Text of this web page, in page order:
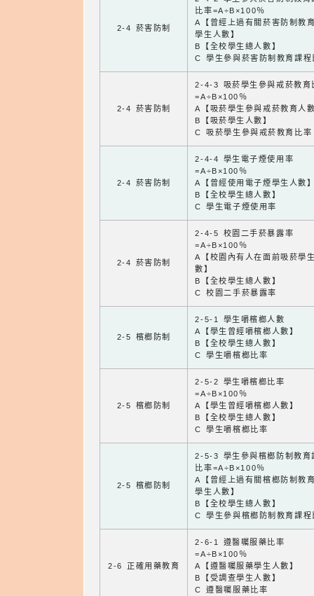
2-4 菸害防制
比率=A÷B×100％
A【曾經上過有關菸害防制教
學生人數】
B【全校學生總人數】
C 學生參與菸害防制教育課程
2-4 菸害防制
2-4-3 吸菸學生參與戒菸教育
=A÷B×100％
A【吸菸學生參與戒菸教育人
B【吸菸學生人數】
C 吸菸學生參與戒菸教育比率
2-4 菸害防制
2-4-4 學生電子煙使用率
=A÷B×100％
A【曾經使用電子煙學生人數
B【全校學生總人數】
C 學生電子煙使用率
2-4 菸害防制
2-4-5 校園二手菸暴露率
=A÷B×100％
A【校園內有人在面前吸菸學
數】
B【全校學生總人數】
C 校園二手菸暴露率
2-5 檳榔防制
2-5-1 學生嚼檳榔人數
A【學生曾經嚼檳榔人數】
B【全校學生總人數】
C 學生嚼檳榔比率
2-5 檳榔防制
2-5-2 學生嚼檳榔比率
=A÷B×100％
A【學生曾經嚼檳榔人數】
B【全校學生總人數】
C 學生嚼檳榔比率
2-5 檳榔防制
2-5-3 學生參與檳榔防制教育
比率=A÷B×100％
A【曾經上過有關檳榔防制教
學生人數】
B【全校學生總人數】
C 學生參與檳榔防制教育課程
2-6 正確用藥教育
2-6-1 遵醫囑服藥比率
=A÷B×100％
A【遵醫囑服藥學生人數】
B【受調查學生人數】
C 遵醫囑服藥比率